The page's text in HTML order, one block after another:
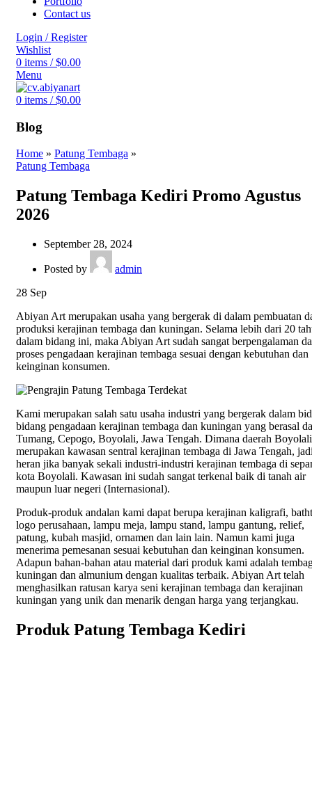
Contact us
Login / Register
Wishlist
0 items / $0.00
Menu
0 items / $0.00
Blog
Home » Patung Tembaga »
Patung Tembaga
Patung Tembaga Kediri Promo Agustus
2026
September 28, 2024
Posted by
admin
28 Sep
Abiyan Art merupakan usaha yang bergerak di dalam pembuatan
produksi kerajinan tembaga dan kuningan. Selama lebih dari 20
dalam bidang ini, maka Abiyan Art sudah sangat berpengalaman
proses pengadaan kerajinan tembaga sesuai dengan kebutuhan dan
keinginan konsumen.
Kami merupakan salah satu usaha industri yang bergerak dalam
bidang pengadaan kerajinan tembaga dan kuningan yang berasal
Tumang, Cepogo, Boyolali, Jawa Tengah. Dimana daerah Boyolali
merupakan kawasan sentral kerajinan tembaga di Jawa Tengah,
heran jika banyak sekali industri-industri kerajinan tembaga di
kota Boyolali. Kawasan ini sudah sangat terkenal baik di tanah air
maupun luar negeri (Internasional).
Produk-produk andalan kami dapat berupa kerajinan kaligrafi,
logo perusahaan, lampu meja, lampu stand, lampu gantung, relief,
patung, kubah masjid, ornamen dan lain lain. Namun kami juga
menerima pemesanan sesuai kebutuhan dan keinginan konsumen.
Adapun bahan-bahan atau material dari produk kami adalah
kuningan dan almunium dengan kualitas terbaik. Abiyan Art telah
menghasilkan ratusan karya seni kerajinan tembaga dan kerajinan
kuningan yang unik dan menarik dengan harga yang terjangkau.
Produk Patung Tembaga Kediri